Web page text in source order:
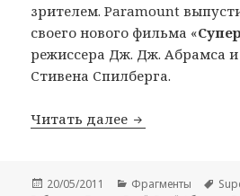
зрителем. Paramount
своего нового фильма «
режиссера Дж. Дж. Абрамса
Стивена Спилберга.
Читать далее Фрагмент и
Опубликовано
20/05/2011 Рубрики
Фрагменты